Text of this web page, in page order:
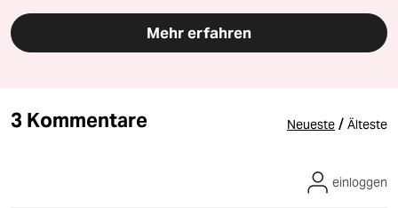
Mehr erfahren
3 Kommentare Neueste / Älteste
einloggen